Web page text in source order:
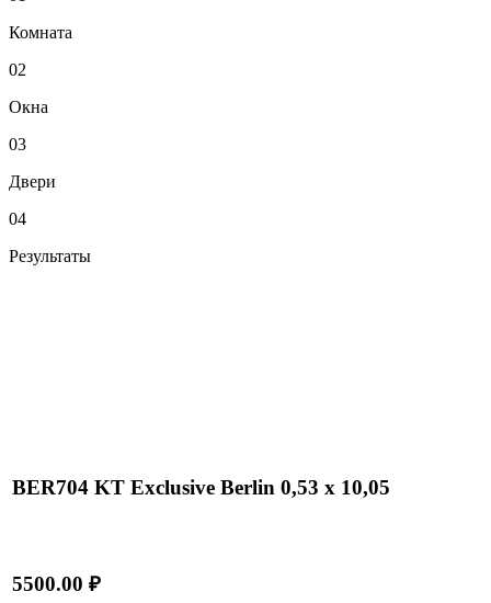
Комната
02
Окна
03
Двери
04
Результаты
BER704 KT Exclusive Berlin 0,53 x 10,05
5500.00 ₽